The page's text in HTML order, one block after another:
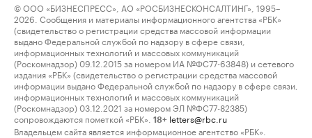
© ООО «БИЗНЕСПРЕСС», АО «РОСБИЗНЕСКОНСАЛТИНГ», 1995–
2026. Сообщения и материалы информационного агентства «РБК»
(свидетельство о регистрации средства массовой информации
выдано Федеральной службой по надзору в сфере связи,
информационных технологий и массовых коммуникаций
(Роскомнадзор) 09.12.2015 за номером ИА №ФС77-63848) и сетевого
издания «РБК» (свидетельство о регистрации средства массовой
информации выдано Федеральной службой по надзору в сфере связи,
информационных технологий и массовых коммуникаций
(Роскомнадзор) 03.12.2021 за номером ЭЛ №ФС77-82385)
сопровождаются пометкой «РБК».
18+ letters@rbc.ru
Владельцем сайта является информационное агентство «РБК».